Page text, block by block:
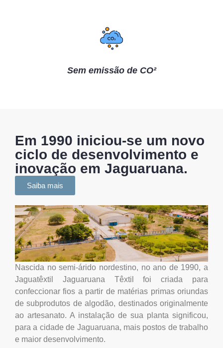
Sem emissão de CO²
Em 1990 iniciou-se um novo
ciclo de desenvolvimento e
inovação em Jaguaruana.
Saiba mais
Nascida no semi-árido nordestino, no ano de 1990, a
Jaguatêxtil Jaguaruana Têxtil foi criada para
confeccionar fios a partir de matérias primas oriundas
de subprodutos de algodão, destinados originalmente
ao artesanato. A instalação de sua planta significou,
para a cidade de Jaguaruana, mais postos de trabalho
e maior desenvolvimento.